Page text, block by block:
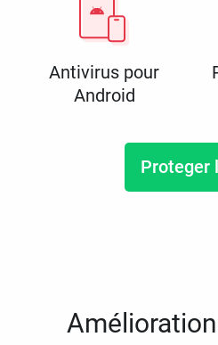
Antivirus pour
Android
Proteger